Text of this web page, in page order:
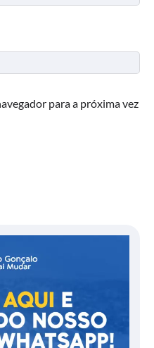
para a próxima vez